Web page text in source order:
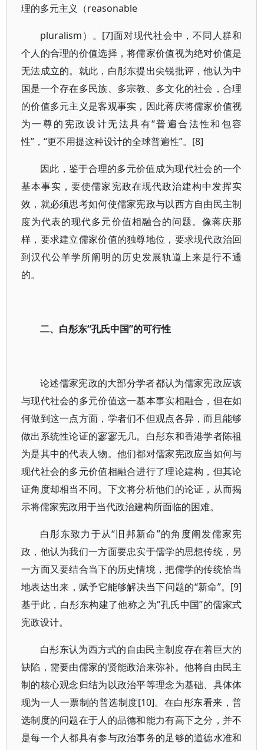
理的多元主义（reasonable
pluralism）。[7]面对现代社会中，不同人群和
个人的合理的价值选择，将儒家价值视为绝对价值是
无法成立的。就此，白彤东提出尖锐批评，他认为中
国是一个存在多民族、多宗教、多文化的社会，合理
的价值多元主义是客观事实，因此蒋庆将儒家价值视
为一尊的宪政设计无法具有“普遍合法性和包容
性”，“更不用提这种设计的全球普遍性”。[8]
因此，鉴于合理的多元价值成为现代社会的一个
基本事实，要使儒家宪政在现代政治建构中发挥实
效，就必须思考如何使儒家宪政与以西方自由民主制
度为代表的现代多元价值相融合的问题。像蒋庆那
样，要求建立儒家价值的独尊地位，要求现代政治回
到汉代公羊学所阐明的历史发展轨道上来是行不通
的。
二、白彤东“孔氏中国”的可行性
论述儒家宪政的大部分学者都认为儒家宪政应该
与现代社会的多元价值这一基本事实相融合，但在如
何做到这一点方面，学者们不但观点各异，而且能够
做出系统性论证的寥寥无几。白彤东和香港学者陈祖
为是其中的代表人物。他们都对儒家宪政应当如何与
现代社会的多元价值相融合进行了理论建构，但其论
证角度却相当不同。下文将分析他们的论证，从而揭
示将儒家宪政用于当代政治建构所面临的困难。
白彤东致力于从“旧邦新命”的角度阐发儒家宪
政，他认为我们一方面要忠实于儒学的思想传统，另
一方面又要结合当下的历史情境，把儒学的传统恰当
地表达出来，赋予它能够解决当下问题的“新命”。[9]
基于此，白彤东构建了他称之为“孔氏中国”的儒家式
宪政设计。
白彤东认为西方式的自由民主制度存在着巨大的
缺陷，需要由儒家的贤能政治来弥补。他将自由民主
制的核心观念归结为以政治平等理念为基础、具体体
现为一人一票制的普选制度[10]。在白彤东看来，普
选制度的问题在于人的品德和能力有高下之分，并不
是每一个人都具有参与政治事务的足够的道德水准和